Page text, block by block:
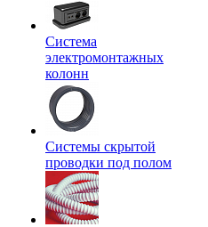
Система
электромонтажных
колонн
Системы скрытой
проводки под полом